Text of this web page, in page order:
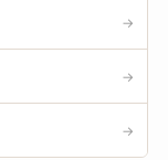
→
→
→